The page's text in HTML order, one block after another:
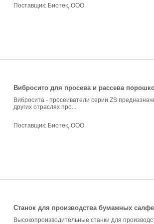
Поставщик: Биотек, ООО
Вибросито для просева и рассева
Вибросита - просеиватели серии ZS
других отраслях про...
Поставщик: Биотек, ООО
Станок для производства бумажных
Высокопроизводительные станки для